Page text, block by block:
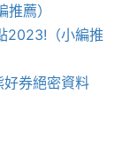
薦）
2023!（小編推
券絕密資料